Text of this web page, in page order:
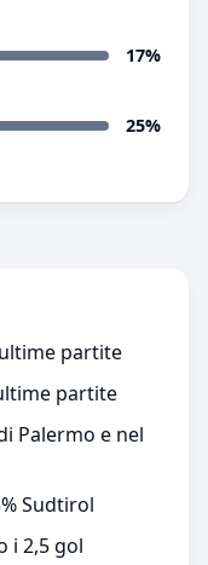
17%
25%
partite
partite
Palermo e nel
Sudtirol
i 2,5 gol